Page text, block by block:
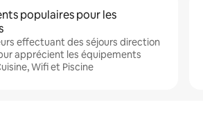
populaires pour les
effectuant des séjours direction
apprécient les équipements
Wifi et Piscine